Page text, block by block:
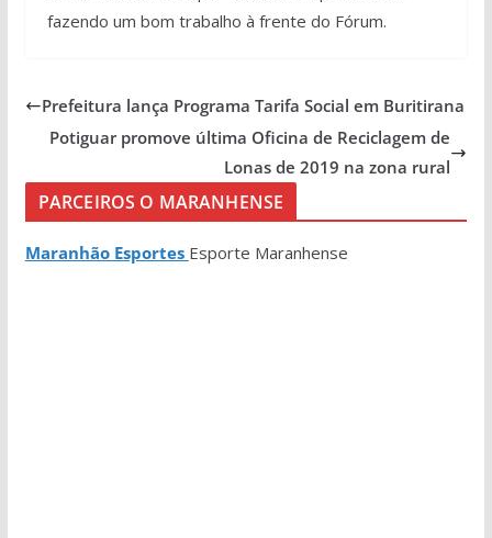
fazendo um bom trabalho à frente do Fórum.
Prefeitura lança Programa Tarifa Social em Buritirana
Potiguar promove última Oficina de Reciclagem de
Lonas de 2019 na zona rural
PARCEIROS O MARANHENSE
Maranhão Esportes Esporte Maranhense